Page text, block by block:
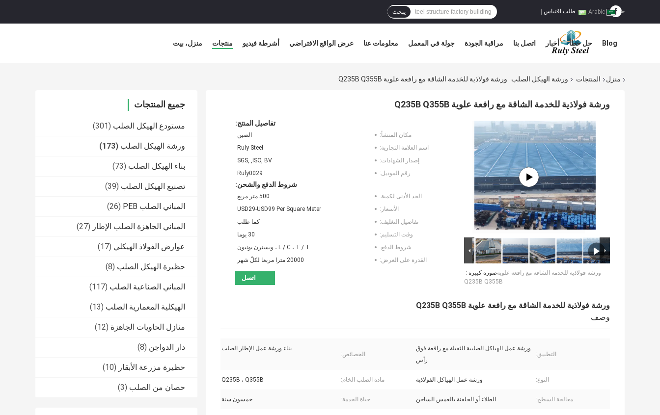
طلب اقتباس يبحث
منزل، بيت منتجات أشرطة فيديو عرض الواقع الافتراضي معلومات عنا جولة في المعمل مراقبة الجودة اتصل بنا أخبار حل خطأ Blog
منزل المنتجات ورشة الهيكل الصلب ورشة فولاذية للخدمة الشاقة مع رافعة علوية Q235B Q355B
جميع المنتجات
مستودع الهيكل الصلب (301)
ورشة الهيكل الصلب (173)
بناء الهيكل الصلب (73)
تصنيع الهيكل الصلب (39)
المباني الصلب PEB (26)
المباني الجاهزة الصلب الإطار (27)
عوارض الفولاذ الهيكلي (17)
حظيرة الهيكل الصلب (8)
المباني الصناعية الصلب (117)
الهيكلية المعمارية الصلب (13)
منازل الحاويات الجاهزة (12)
دار الدواجن (8)
حظيرة مزرعة الأبقار (10)
حصان من الصلب (3)
ورشة فولاذية للخدمة الشاقة مع رافعة علوية Q235B Q355B
صورة كبيرة :ورشة فولاذية للخدمة الشاقة مع رافعة علوية
Q235B Q355B
تفاصيل المنتج:
مكان المنشأ:
الصين
اسم العلامة التجارية:
Ruly Steel
إصدار الشهادات:
SGS, ,ISO, BV
رقم الموديل:
Ruly0029
شروط الدفع والشحن:
الحد الأدنى لكمية:
500 متر مربع
الأسعار:
USD29-USD99 Per Square Meter
تفاصيل التغليف:
كما طلب
وقت التسليم:
30 يوما
شروط الدفع:
L / C ، T / T ، ويسترن يونيون
القدرة على العرض:
20000 مترا مربعا لكلّ شهر
اتصل
ورشة فولاذية للخدمة الشاقة مع رافعة علوية Q235B Q355B
وصف
التطبيق:
ورشة عمل الهياكل الصلبية الثقيلة مع رافعة فوق
رأس
الخصائص:
بناء ورشة عمل الإطار الصلب
النوع: ورشة عمل الهياكل الفولاذية مادة الصلب الخام: Q235B ، Q355B
معالجة السطح: الطلاء أو الجلفنة بالغمس الساخن حياة الخدمة: خمسون سنة